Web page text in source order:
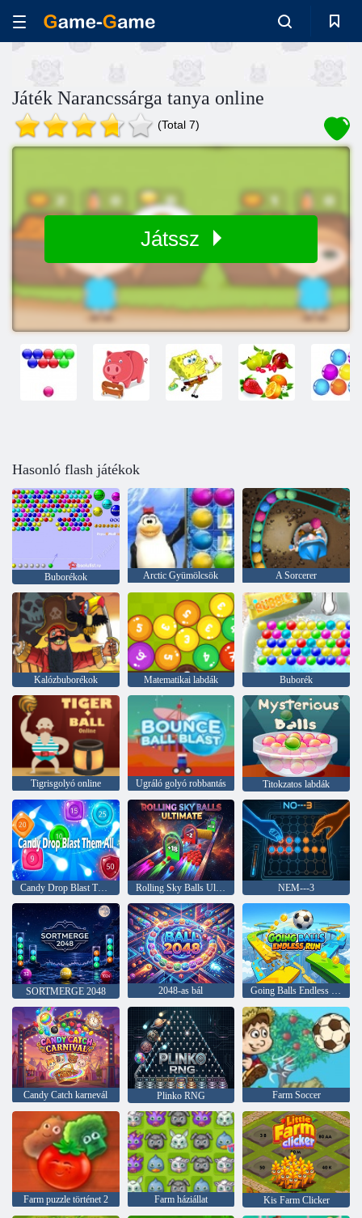
Játék Narancssárga tanya online
(Total 7)
Játssz
Hasonló flash játékok
Buborékok Arctic Gyümölcsök A Sorcerer
Kalózbuborékok Matematikai labdák Buborék
Tigrisgolyó online Ugráló golyó robbantás Titokzatos labdák
Candy Drop Blast Them All Rolling Sky Balls Ultimate NEM---3
SORTMERGE 2048 2048-as bál Going Balls Endless Run
Candy Catch karnevál Plinko RNG Farm Soccer
Farm puzzle történet 2 Farm háziállat Kis Farm Clicker